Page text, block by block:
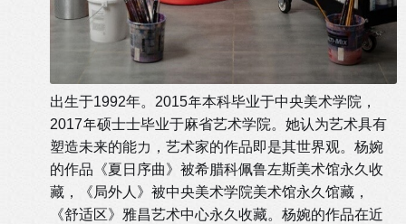
出生于1992年。2015年本科毕业于中央美术学院，
2017年硕⼠士毕业于麻省艺术学院。她认为艺术具有
塑造未来的能力，艺术家的作品即是其世界观。杨婉
的作品《夏日序曲》被希腊科佩鲁左斯美术馆永久收
藏，《局外人》被中央美术学院美术馆永久馆藏，
《舒适区》雅昌艺术中心永久收藏。杨婉的作品在近